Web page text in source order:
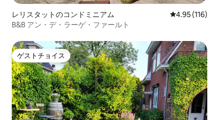
レリスタットのコンドミニアム レビュー116
4.95 (116)
B&B アン・デ・ラーゲ・ファールト
ゲストチョイス
ゲストチョイス